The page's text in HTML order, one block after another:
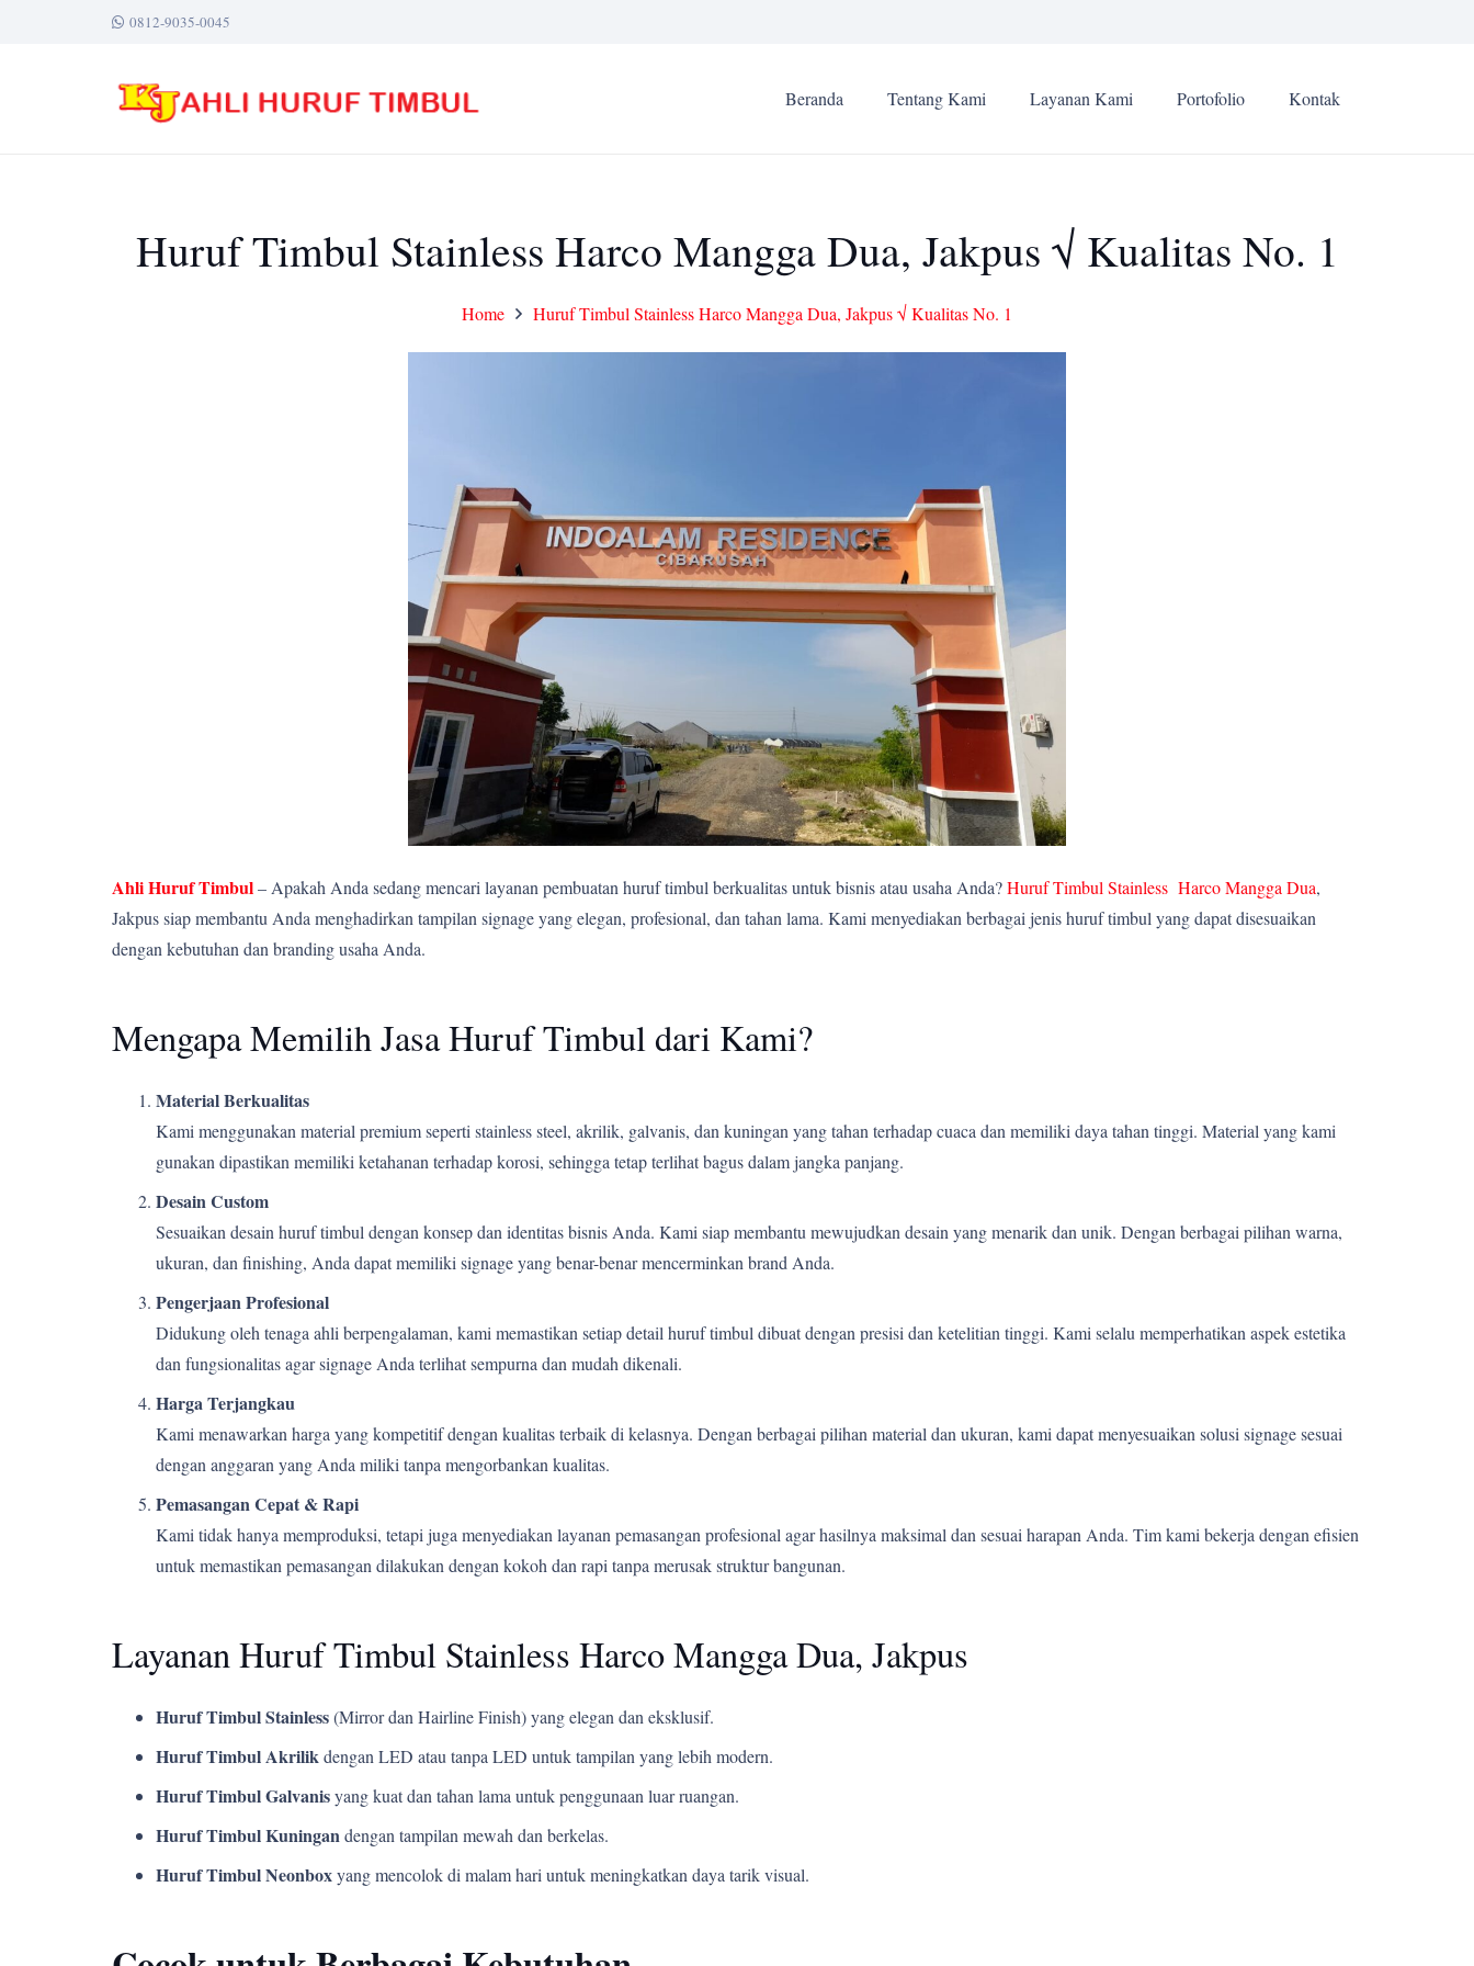
0812-9035-0045
Beranda Tentang Kami Layanan Kami Portofolio Kontak
Huruf Timbul Stainless Harco Mangga Dua, Jakpus √ Kualitas No. 1
Home Huruf Timbul Stainless Harco Mangga Dua, Jakpus √ Kualitas No. 1
Ahli Huruf Timbul– Apakah Anda sedang mencari layanan pembuatan huruf timbul berkualitas untuk bisnis atau usaha Anda?Huruf Timbul Stainless Harco Mangga Dua,
Jakpus siap membantu Anda menghadirkan tampilan signage yang elegan, profesional, dan tahan lama. Kami menyediakan berbagai jenis huruf timbul yang dapat disesuaikan
dengan kebutuhan dan branding usaha Anda.
Mengapa Memilih Jasa Huruf Timbul dari Kami?
Material Berkualitas
Kami menggunakan material premium seperti stainless steel, akrilik, galvanis, dan kuningan yang tahan terhadap cuaca dan memiliki daya tahan tinggi. Material yang kami
gunakan dipastikan memiliki ketahanan terhadap korosi, sehingga tetap terlihat bagus dalam jangka panjang.
Desain Custom
Sesuaikan desain huruf timbul dengan konsep dan identitas bisnis Anda. Kami siap membantu mewujudkan desain yang menarik dan unik. Dengan berbagai pilihan warna,
ukuran, dan finishing, Anda dapat memiliki signage yang benar-benar mencerminkan brand Anda.
Pengerjaan Profesional
Didukung oleh tenaga ahli berpengalaman, kami memastikan setiap detail huruf timbul dibuat dengan presisi dan ketelitian tinggi. Kami selalu memperhatikan aspek estetika
dan fungsionalitas agar signage Anda terlihat sempurna dan mudah dikenali.
Harga Terjangkau
Kami menawarkan harga yang kompetitif dengan kualitas terbaik di kelasnya. Dengan berbagai pilihan material dan ukuran, kami dapat menyesuaikan solusi signage sesuai
dengan anggaran yang Anda miliki tanpa mengorbankan kualitas.
Pemasangan Cepat & Rapi
Kami tidak hanya memproduksi, tetapi juga menyediakan layanan pemasangan profesional agar hasilnya maksimal dan sesuai harapan Anda. Tim kami bekerja dengan efisien
untuk memastikan pemasangan dilakukan dengan kokoh dan rapi tanpa merusak struktur bangunan.
Layanan Huruf Timbul Stainless Harco Mangga Dua, Jakpus
Huruf Timbul Stainless(Mirror dan Hairline Finish) yang elegan dan eksklusif.
Huruf Timbul Akrilikdengan LED atau tanpa LED untuk tampilan yang lebih modern.
Huruf Timbul Galvanisyang kuat dan tahan lama untuk penggunaan luar ruangan.
Huruf Timbul Kuningandengan tampilan mewah dan berkelas.
Huruf Timbul Neonboxyang mencolok di malam hari untuk meningkatkan daya tarik visual.